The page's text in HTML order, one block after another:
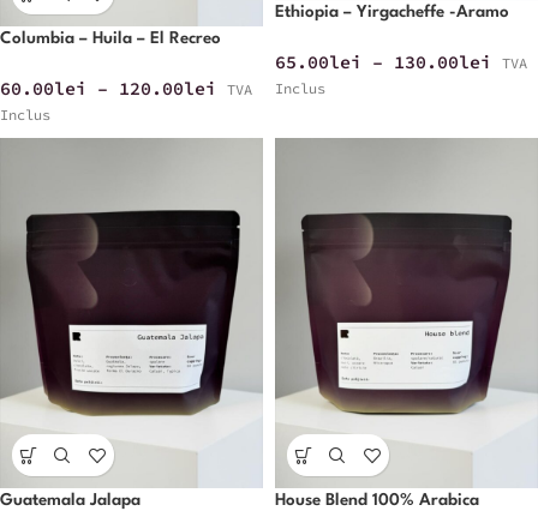
Columbia – Huila – El Recreo
60.00lei – 120.00lei
TVA
Inclus
Ethiopia – Yirgacheffe -Aramo
65.00lei – 130.00lei
TVA
Inclus
Guatemala Jalapa House Blend 100% Arabica